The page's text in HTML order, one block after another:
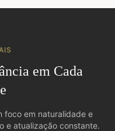
em Cada
foco em naturalidade e
e atualização constante.